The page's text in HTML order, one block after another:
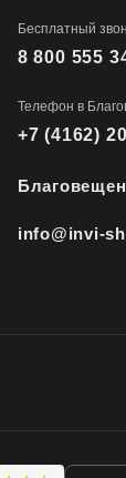
Бесплатный
8 800 555
Телефон в
+7 (4162)
info@invi-